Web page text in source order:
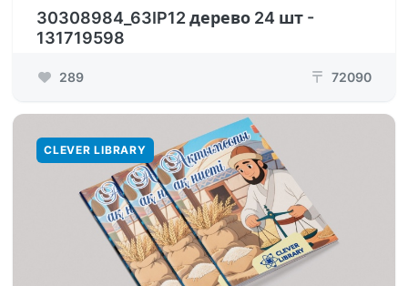
30308984_63IP12 дерево 24 шт -
131719598
289 ₸ 72090
CLEVER LIBRARY